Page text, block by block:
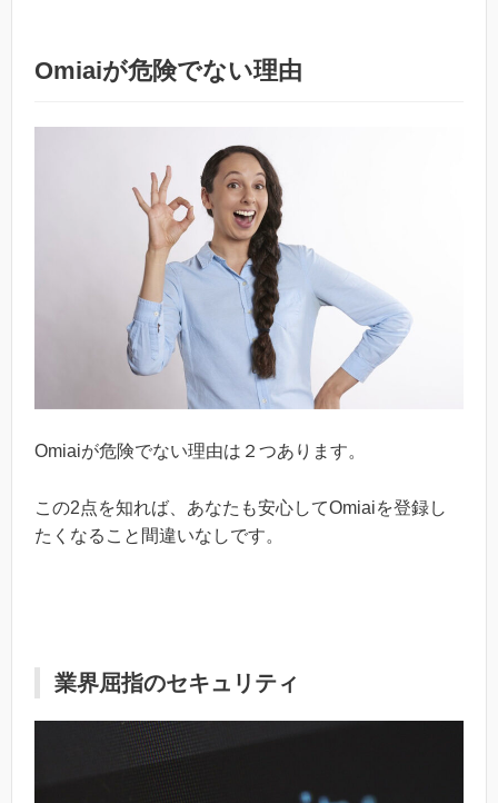
Omiaiが危険でない理由
Omiaiが危険でない理由は２つあります。
この2点を知れば、あなたも安心してOmiaiを登録し
たくなること間違いなしです。
業界屈指のセキュリティ